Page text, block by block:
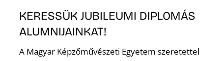
KERESSÜK JUBILEUMI DIPLOMÁS
ALUMNIJAINKAT!
A Magyar Képzőművészeti Egyetem szeretettel